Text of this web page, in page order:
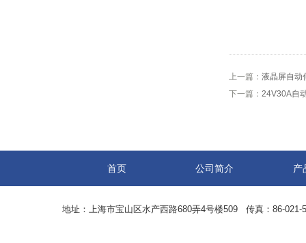
上一篇： 液晶屏自动
下一篇： 24V30A自
首页 公司简介 产
地址：上海市宝山区水产西路680弄4号楼509 传真：86-